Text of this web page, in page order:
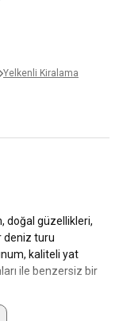
Yelkenli Kiralama
doğal güzellikleri,
deniz turu
kaliteli yat
ile benzersiz bir